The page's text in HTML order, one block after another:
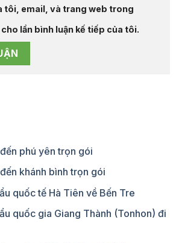
tôi, email, và trang web trong
lần bình luận kế tiếp của tôi.
phú yên trọn gói
khánh bình trọn gói
quốc tế Hà Tiên về Bến Tre
quốc gia Giang Thành (Tonhon) đi